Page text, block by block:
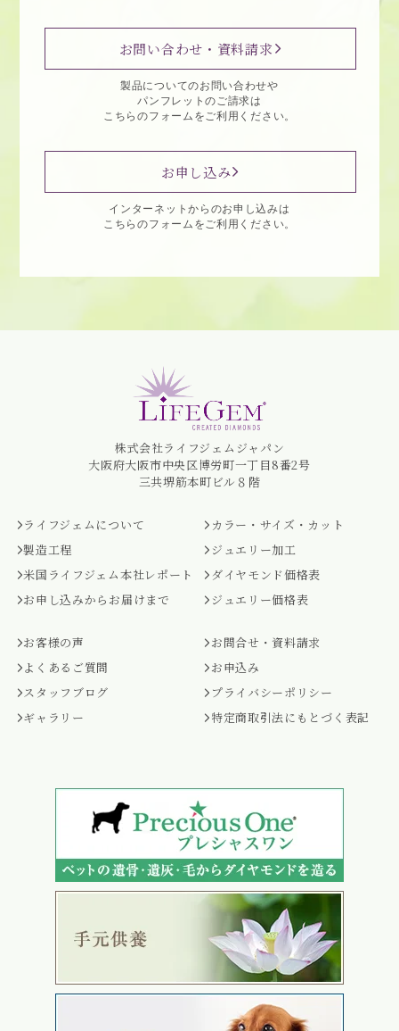
お問い合わせ・資料請求
製品についてのお問い合わせや
パンフレットのご請求は
こちらのフォームをご利用ください。
お申し込み
インターネットからのお申し込みは
こちらのフォームをご利用ください。
株式会社ライフジェムジャパン
大阪府大阪市中央区博労町一丁目8番2号
三共堺筋本町ビル８階
ライフジェムについて
製造工程
米国ライフジェム本社レポート
お申し込みからお届けまで
カラー・サイズ・カット
ジュエリー加工
ダイヤモンド価格表
ジュエリー価格表
お客様の声
よくあるご質問
スタッフブログ
ギャラリー
お問合せ・資料請求
お申込み
プライバシーポリシー
特定商取引法にもとづく表記